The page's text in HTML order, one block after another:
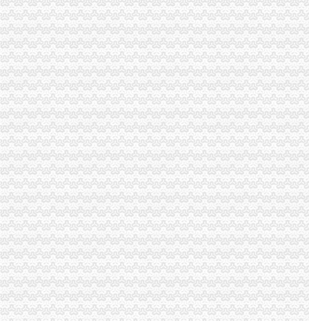
2015年停产名单丨逾1000家煤炭、化工、钢铁、建材企业……-安全
全齐了！无锡全的学区房攻略,连参考房价都给你问好了！-房市头条
山东省环境保护厅--中央环保督察组向山东转办群众信访举报件及边督
陈家桥办执照
2017年10月17日上午版
沙坪坝局陈家桥所提高队伍素质加市进出口证办理流程场监管-重庆帅博
《双食记》_天空之城_新浪博客
东方市场：关于设立全资子公司的进展公告_东方市场（000301）_公
<![CDATA[法频道_新华网]]>
沙坪坝区办执照流程
2017年重庆保障房申请条件、流程（新）
今年方陆续推出15项便民利民措施--重庆频道--人民网
[重庆]重庆市招标投标综合网_沙坪坝区井双片区AZ1主干道南段道路工
上海市个人无|个人无供应商|【沙坪坝区个人【沙坪坝区
沙坪坝分公司2016年房屋零星装修维修项目采购_竞争谈判采购公告
重庆办执照
重庆办证公司办理毕业-中鸽网-中国信鸽协会官方合作伙伴
重庆企业登记全程电子化试点启动快申请当天可领取营业执照-新闻
香港企业投资合川工商2小时办执照送手中-区县论坛-重庆论坛（bbs.
招聘LTE网优工程师（重庆办）_深圳市志威信实业有限公司-通信人才
重庆办理美国个人旅游签证需要多长时间办下来
沙坪坝区办执照